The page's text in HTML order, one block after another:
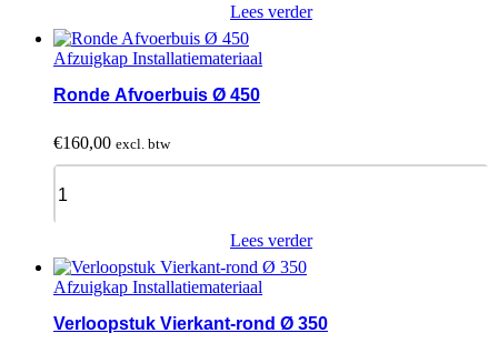
350
quantity
Lees verder
Afzuigkap Installatiemateriaal
Ronde Afvoerbuis Ø 450
€160,00 excl. btw
Afvoerbuis
quantity
Lees verder
Afzuigkap Installatiemateriaal
Verloopstuk Vierkant-rond Ø 350